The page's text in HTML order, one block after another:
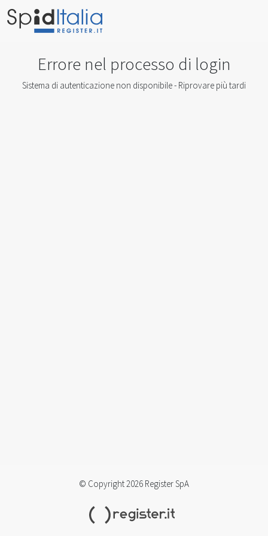
Errore nel processo di login
Sistema di autenticazione non disponibile - Riprovare più tardi
© Copyright 2026 Register SpA